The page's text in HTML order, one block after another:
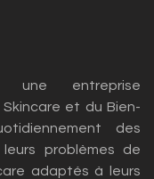
une entreprise
et du Bien-
des
problèmes de
adaptés à leurs